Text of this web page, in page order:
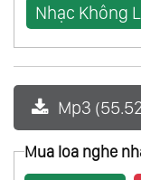
Nhạc Không
Mp3
Mua loa nghe